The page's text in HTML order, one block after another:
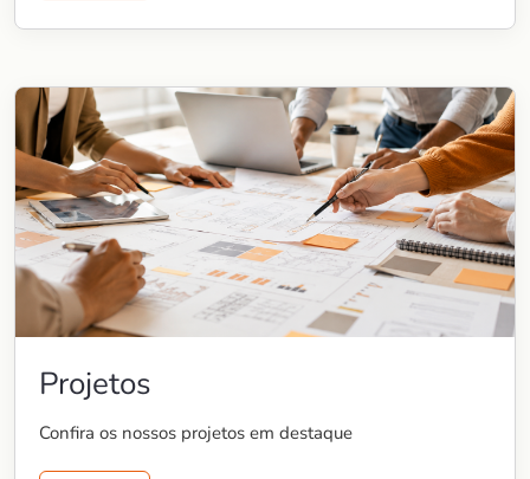
Projetos
Confira os nossos projetos em destaque